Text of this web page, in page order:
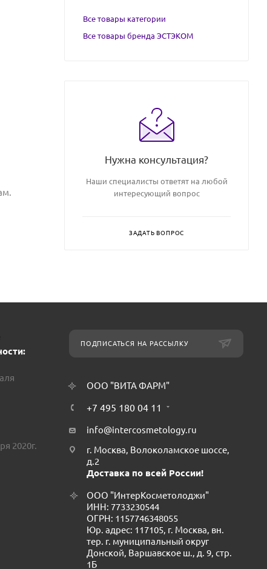
Все товары категории
Все товары бренда ЭСТЭКОМ
Нужна консультация?
Наши специалисты ответят на любой
интересующий вопрос
ЗАДАТЬ ВОПРОС
2020г.
ПОДПИСАТЬСЯ НА РАССЫЛКУ
ООО "ВИТА ФАРМ"
+7 495 180 04 11
info@intercosmetology.ru
г. Москва, Волоколамское шоссе,
д.2
Доставка по всей России!
ООО "ИнтерКосметолоджи"
ИНН: 7733230544
ОГРН: 1157746348055
Юр. адрес: 117105, г. Москва, вн.
тер. г. муниципальный округ
Донской, Варшавское ш., д. 9, стр.
1Б